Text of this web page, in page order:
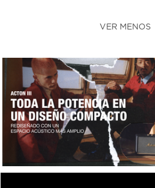
VER MENOS